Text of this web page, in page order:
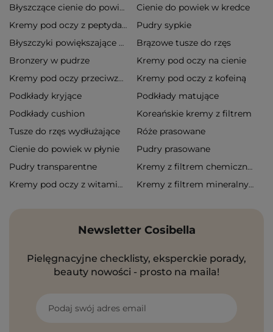
Błyszczące cienie do powiek Cienie do powiek w kredce
Kremy pod oczy z peptydami Pudry sypkie
Błyszczyki powiększające usta
Brązowe tusze do rzęs
Bronzery w pudrze
Kremy pod oczy na cienie
Kremy pod oczy przeciwzmarszczkowe
Kremy pod oczy z kofeiną
Podkłady kryjące
Podkłady matujące
Podkłady cushion
Koreańskie kremy z filtrem
Tusze do rzęs wydłużające
Róże prasowane
Cienie do powiek w płynie
Pudry prasowane
Pudry transparentne
Kremy z filtrem chemicznym
Kremy pod oczy z witaminą c
Kremy z filtrem mineralnym
Newsletter Cosibella
Pielęgnacyjne checklisty, eksperckie porady,
beauty nowości - prosto na maila!
Podaj swój adres email